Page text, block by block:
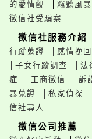
的愛情觀
竊聽風暴
徵信社受騙案
徵信社服務介紹
行蹤蒐證 │感情挽回
│子女行蹤調查
│
症
│工商徵信 │訴
暴蒐證
│私家偵探
信社尋人
徵信公司推薦